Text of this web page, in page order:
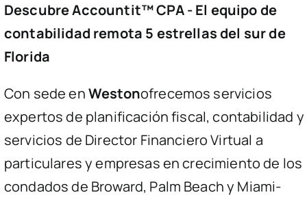
Preguntas frecuentes
Blogs
Contacta con nosotros
DescubreAccountit™ CPA- El equipo de
contabilidad remota 5 estrellas del sur de
Florida
Con sede enWestonofrecemos servicios
expertos de planificación fiscal, contabilidad y
servicios de Director Financiero Virtual a
particulares y empresas en crecimiento de los
condados de Broward, Palm Beachy Miami-